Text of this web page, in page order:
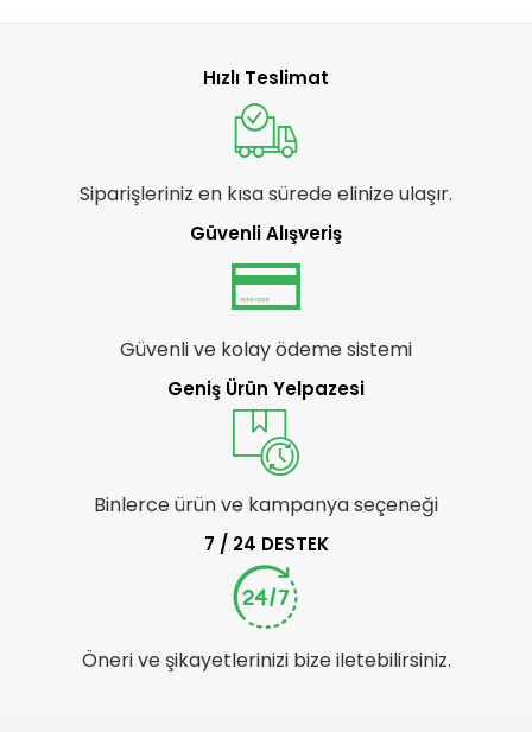
Hızlı Teslimat
Siparişleriniz en kısa sürede elinize ulaşır.
Güvenli Alışveriş
Güvenli ve kolay ödeme sistemi
Geniş Ürün Yelpazesi
Binlerce ürün ve kampanya seçeneği
7 / 24 DESTEK
Öneri ve şikayetlerinizi bize iletebilirsiniz.